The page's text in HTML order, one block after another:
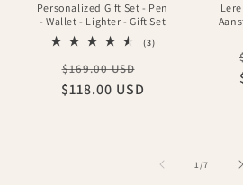
Personalized Gift Set - Pen
- Wallet - Lighter - Gift Set
(3)3
Regular
price
$169.00 USD
$118.00 USD
1 /of
7